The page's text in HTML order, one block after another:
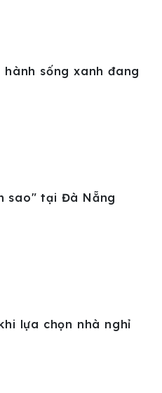
sống xanh đang
sao" tại Đà Nẵng
lựa chọn nhà nghỉ